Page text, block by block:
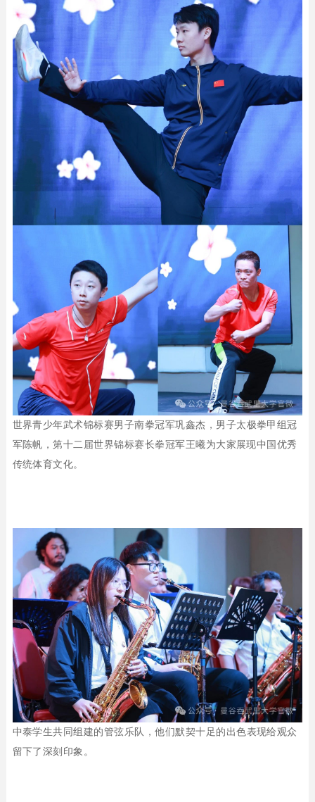
世界青少年武术锦标赛男子南拳冠军巩鑫杰，男子太极拳甲组冠
军陈帆，第十二届世界锦标赛长拳冠军王曦为大家展现中国优秀
传统体育文化。
中泰学生共同组建的管弦乐队，他们默契十足的出色表现给观众
留下了深刻印象。